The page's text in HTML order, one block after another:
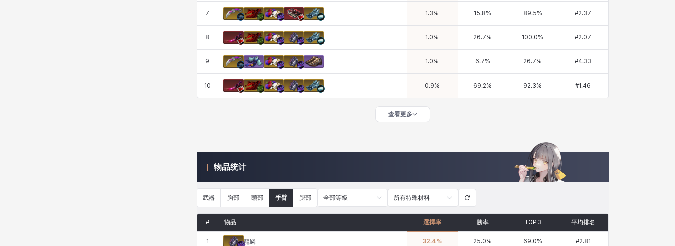
7 1.3% 15.8% 89.5% #2.37
8 1.0% 26.7% 100.0% #2.07
9 1.0% 6.7% 26.7% #4.33
10 0.9% 69.2% 92.3% #1.46
查看更多
物品统计
武器 胸部 頭部 手臂 腿部 全部等級 所有特殊材料
# 物品 選擇率 勝率 TOP 3 平均排名
1 龍鱗 32.4% 25.0% 69.0% #2.81